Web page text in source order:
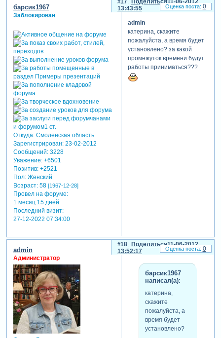
Поделиться
17
11-06-2012
13:43:55
барсик1967
Заблокирован
Откуда:Смоленская область
Зарегистрирован: 23-02-2012
Сообщений:3228
Уважение: +6501
Позитив: +2521
Пол:Женский
Возраст:58 [1967-12-28]
Провел на форуме:
1 месяц 15 дней
Последний визит:
27-12-2022 07:34:00
admin
катерина, скажите
пожалуйста, а время будет
установлено? за какой
промежуток времени будут
работы приниматься???
0
Поделиться
18
11-06-2012
13:52:17
admin
Администратор
барсик1967
написал(а):
катерина,
скажите
пожалуйста, а
время будет
установлено?
0